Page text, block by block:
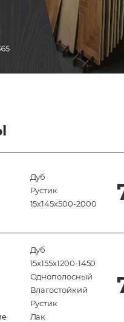
Дуб
Рустик
15х145х500-2000
Дуб
15х155х1200-1450
Однополосный
Влагостойкий
Рустик
Лак